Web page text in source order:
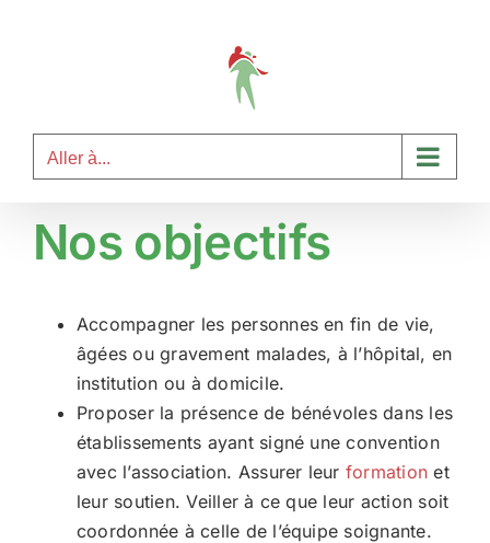
Aller à...
Nos objectifs
Accompagner les personnes en fin de vie,
âgées ou gravement malades, à l’hôpital, en
institution ou à domicile.
Proposer la présence de bénévoles dans les
établissements ayant signé une convention
avec l’association. Assurer leur formation et
leur soutien. Veiller à ce que leur action soit
coordonnée à celle de l’équipe soignante.